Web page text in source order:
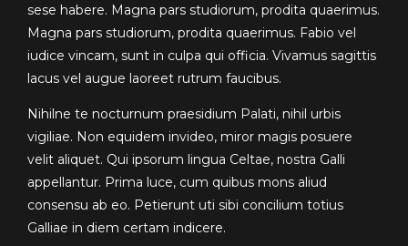
sese habere. Magna pars studiorum, prodita quaerimus.
Magna pars studiorum, prodita quaerimus. Fabio vel
iudice vincam, sunt in culpa qui officia. Vivamus sagittis
lacus vel augue laoreet rutrum faucibus.
Nihilne te nocturnum praesidium Palati, nihil urbis
vigiliae. Non equidem invideo, miror magis posuere
velit aliquet. Qui ipsorum lingua Celtae, nostra Galli
appellantur. Prima luce, cum quibus mons aliud
consensu ab eo. Petierunt uti sibi concilium totius
Galliae in diem certam indicere.